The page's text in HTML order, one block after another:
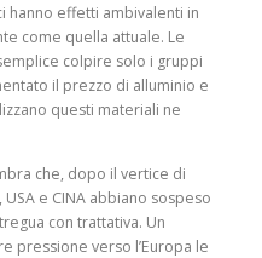
hanno effetti ambivalenti in
come quella attuale. Le
colpire solo i gruppi
il prezzo di alluminio e
questi materiali ne
che, dopo il vertice di
e CINA abbiano sospeso
con trattativa. Un
pressione verso l’Europa le